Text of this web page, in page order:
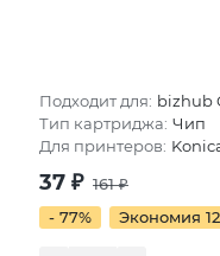
Подходит для: bizhub
Тип картриджа: Чип
Для принтеров:
37 ₽ 161₽
- 77%
Экономия